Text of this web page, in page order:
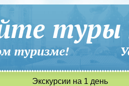
туры
туризме!
Экскурсии на 1 день